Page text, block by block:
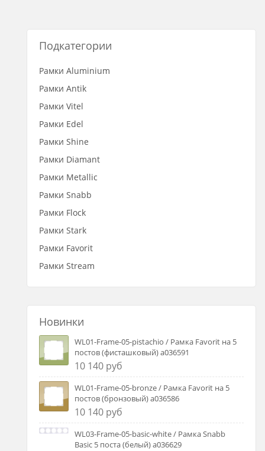
Подкатегории
Рамки Aluminium
Рамки Antik
Рамки Vitel
Рамки Edel
Рамки Shine
Рамки Diamant
Рамки Metallic
Рамки Snabb
Рамки Flock
Рамки Stark
Рамки Favorit
Рамки Stream
Новинки
WL01-Frame-05-pistachio / Рамка Favorit на 5
постов (фисташковый) a036591
10 140 руб
WL01-Frame-05-bronze / Рамка Favorit на 5
постов (бронзовый) a036586
10 140 руб
WL03-Frame-05-basic-white / Рамка Snabb
Basic 5 поста (белый) a036629